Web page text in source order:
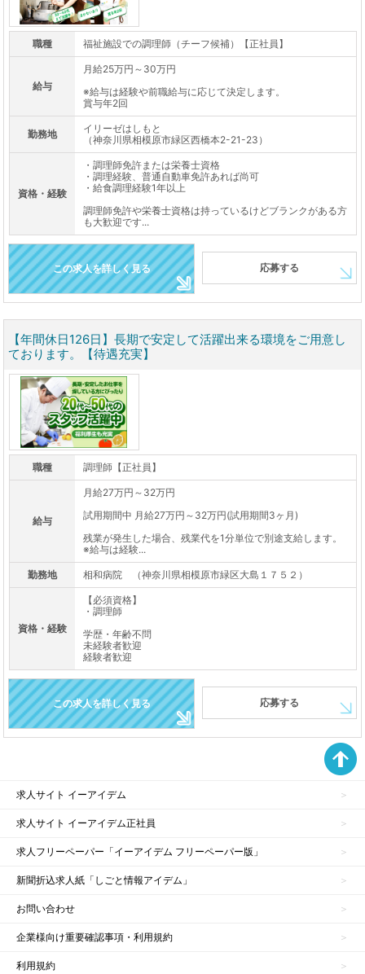
職種 福祉施設での調理師（チーフ候補）【正社員】
給与
月給25万円～30万円
※給与は経験や前職給与に応じて決定します。
賞与年2回
勤務地
イリーゼはしもと
（神奈川県相模原市緑区西橋本2-21-23）
資格・経験
・調理師免許または栄養士資格
・調理経験、普通自動車免許あれば尚可
・給食調理経験1年以上
調理師免許や栄養士資格は持っているけどブランクがある方
も大歓迎です...
この求人を詳しく見る 応募する
【年間休日126日】長期で安定して活躍出来る環境をご用意し
ております。【待遇充実】
職種 調理師【正社員】
給与
月給27万円～32万円
試用期間中 月給27万円～32万円(試用期間3ヶ月)
残業が発生した場合、残業代を1分単位で別途支給します。
※給与は経験...
勤務地 相和病院 （神奈川県相模原市緑区大島１７５２）
資格・経験
【必須資格】
・調理師
学歴・年齢不問
未経験者歓迎
経験者歓迎
この求人を詳しく見る 応募する
求人サイト イーアイデム
求人サイト イーアイデム正社員
求人フリーペーパー「イーアイデム フリーペーパー版」
新聞折込求人紙「しごと情報アイデム」
お問い合わせ
企業様向け重要確認事項・利用規約
利用規約